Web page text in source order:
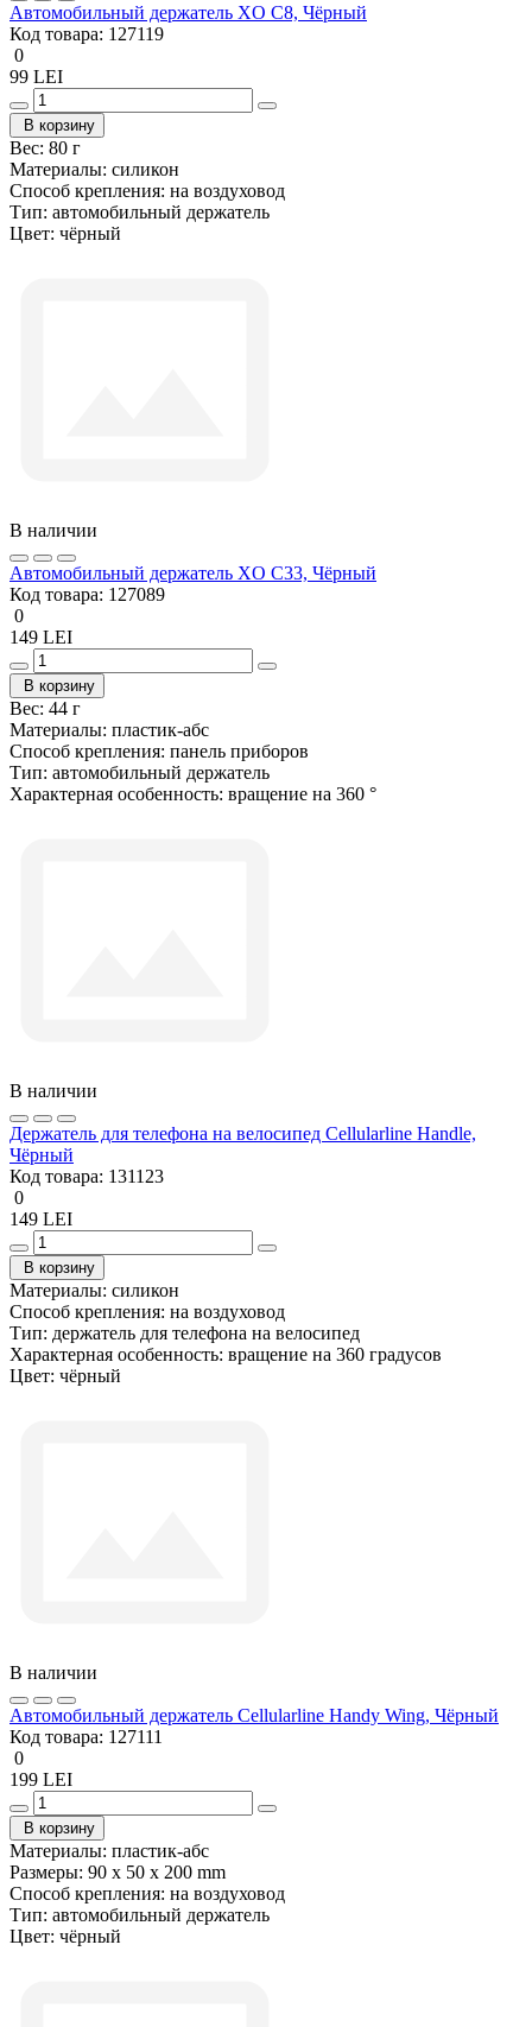
Автомобильный держатель XO C8, Чёрный
Код товара: 127119
0
99 LEI
В корзину
Вес: 80 г
Материалы: силикон
Способ крепления: на воздуховод
Тип: автомобильный держатель
Цвет: чёрный
В наличии
Автомобильный держатель XO C33, Чёрный
Код товара: 127089
0
149 LEI
В корзину
Вес: 44 г
Материалы: пластик-абс
Способ крепления: панель приборов
Тип: автомобильный держатель
Характерная особенность: вращение на 360 °
В наличии
Держатель для телефона на велосипед Cellularline Handle,
Чёрный
Код товара: 131123
0
149 LEI
В корзину
Материалы: силикон
Способ крепления: на воздуховод
Тип: держатель для телефона на велосипед
Характерная особенность: вращение на 360 градусов
Цвет: чёрный
В наличии
Автомобильный держатель Cellularline Handy Wing, Чёрный
Код товара: 127111
0
199 LEI
В корзину
Материалы: пластик-абс
Размеры: 90 x 50 x 200 mm
Способ крепления: на воздуховод
Тип: автомобильный держатель
Цвет: чёрный